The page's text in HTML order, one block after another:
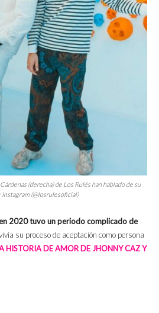
(derecha) de Los Rulés han hablado de su
(@losrulesoficial)
2020 tuvo un periodo complicado de
su proceso de aceptación como persona
HISTORIA DE AMOR DE JHONNY CAZ Y